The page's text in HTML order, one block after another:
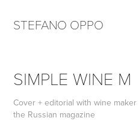
STEFANO OPPO
SIMPLE WINE M
Cover + editorial with wine
the Russian magazine